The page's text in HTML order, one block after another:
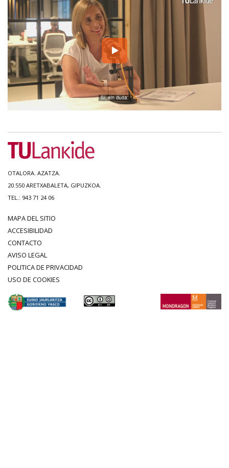
OTALORA. AZATZA.
20.550 ARETXABALETA, GIPUZKOA.
TEL.: 943 71 24 06
MAPA DEL SITIO
ACCESIBILIDAD
CONTACTO
AVISO LEGAL
POLITICA DE PRIVACIDAD
USO DE COOKIES